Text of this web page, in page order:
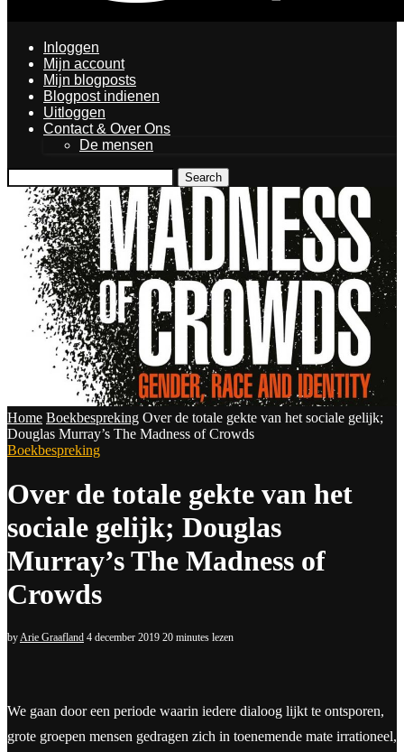
Inloggen
Mijn account
Mijn blogposts
Blogpost indienen
Uitloggen
Contact & Over Ons
De mensen
Search
Home Boekbespreking Over de totale gekte van het sociale gelijk;
Douglas Murray’s The Madness of Crowds
Boekbespreking
Over de totale gekte van het
sociale gelijk; Douglas
Murray’s The Madness of
Crowds
by Arie Graafland 4 december 2019 20 minutes lezen
We gaan door een periode waarin iedere dialoog lijkt te ontsporen,
grote groepen mensen gedragen zich in toenemende mate irrationeel,